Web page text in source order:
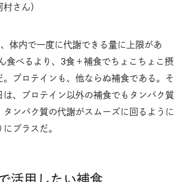
さん）
体内で一度に代謝できる量に上限があ
食べるより、3食＋補食でちょこちょこ摂
。プロテインも、他ならぬ補食である。そ
は、プロテイン以外の補食でもタンパク質
タンパク質の代謝がスムーズに回るように
プラスだ。